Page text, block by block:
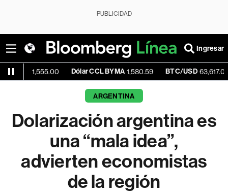
PUBLICIDAD
Ingresar
Dólar CCL BYMA 1,580.59 BTC/USD 63,617.06 -
ARGENTINA
Dolarización argentina es
una “mala idea”,
advierten economistas
de la región